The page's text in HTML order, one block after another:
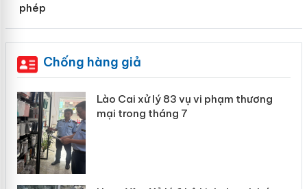
phép
Chống hàng giả
Lào Cai xử lý 83 vụ vi phạm thương
mại trong tháng 7